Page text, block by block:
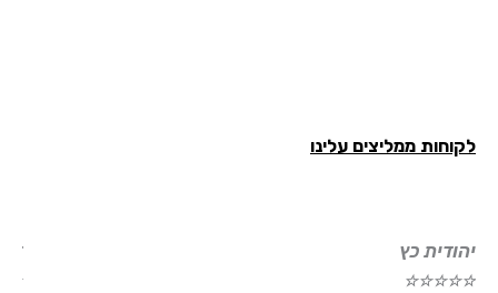
ממליצים עלינו
כץ
☆
☆
☆
דוד
☆